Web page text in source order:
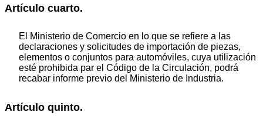
Artículo cuarto.
El Ministerio de Comercio en lo que se refiere a las
declaraciones y solicitudes de importación de piezas,
elementos o conjuntos para automóviles, cuya utilización
esté prohibida par el Código de la Circulación, podrá
recabar informe previo del Ministerio de Industria.
Artículo quinto.